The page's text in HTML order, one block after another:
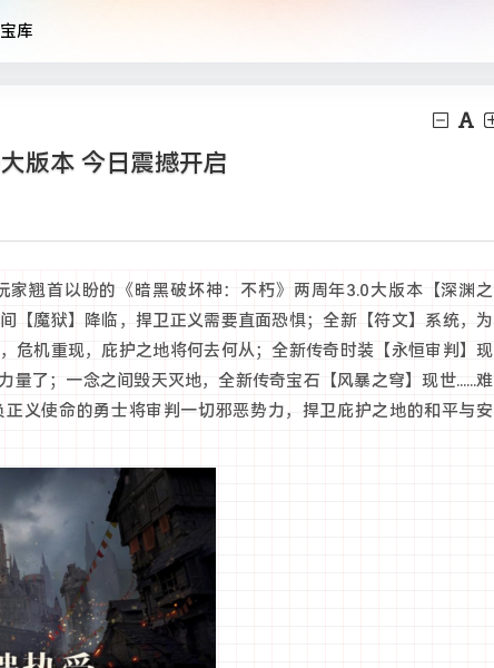
库
版本 今日震撼开启
翘首以盼的《暗黑破坏神：不朽》两周年3.0大版本【深渊之
【魔狱】降临，捍卫正义需要直面恐惧；全新【符文】系统，为
危机重现，庇护之地将何去何从；全新传奇时装【永恒审判】现
量了；一念之间毁天灭地，全新传奇宝石【风暴之穹】现世......难
义使命的勇士将审判一切邪恶势力，捍卫庇护之地的和平与安